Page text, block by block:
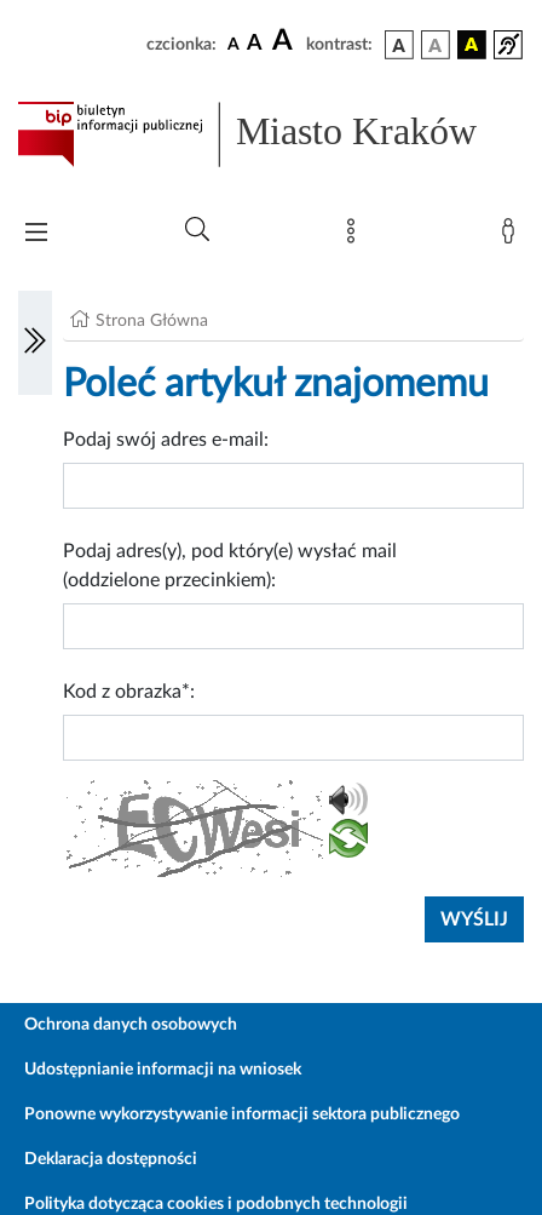
czcionka: A A A kontrast:
Miasto Kraków
Strona Główna
Poleć artykuł znajomemu
Podaj swój adres e-mail:
Podaj adres(y), pod który(e) wysłać mail
(oddzielone przecinkiem):
Kod z obrazka*:
Ochrona danych osobowych
Udostępnianie informacji na wniosek
Ponowne wykorzystywanie informacji sektora publicznego
Deklaracja dostępności
Polityka dotycząca cookies i podobnych technologii